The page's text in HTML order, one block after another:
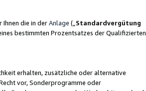
Ihnen die in derAnlage („ Standardvergütung
bestimmten Prozentsatzes der Qualifizierten
erhalten, zusätzliche oder alternative
vor, Sonderprogramme oder